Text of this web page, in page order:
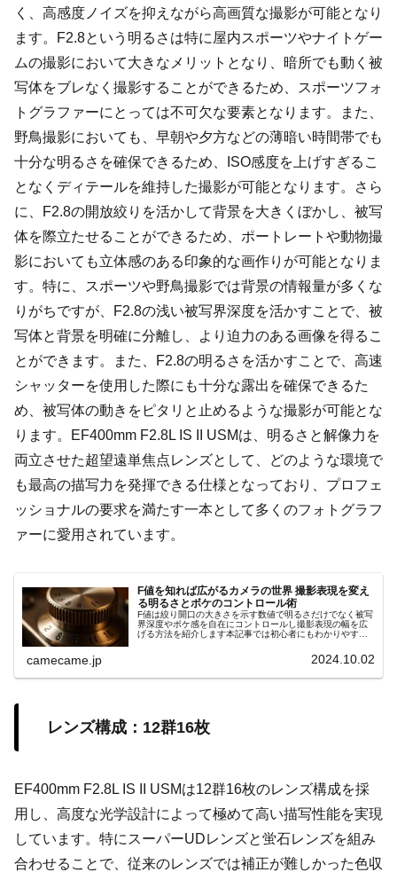
く、高感度ノイズを抑えながら高画質な撮影が可能となり
ます。F2.8という明るさは特に屋内スポーツやナイトゲー
ムの撮影において大きなメリットとなり、暗所でも動く被
写体をブレなく撮影することができるため、スポーツフォ
トグラファーにとっては不可欠な要素となります。また、
野鳥撮影においても、早朝や夕方などの薄暗い時間帯でも
十分な明るさを確保できるため、ISO感度を上げすぎるこ
となくディテールを維持した撮影が可能となります。さら
に、F2.8の開放絞りを活かして背景を大きくぼかし、被写
体を際立たせることができるため、ポートレートや動物撮
影においても立体感のある印象的な画作りが可能となりま
す。特に、スポーツや野鳥撮影では背景の情報量が多くな
りがちですが、F2.8の浅い被写界深度を活かすことで、被
写体と背景を明確に分離し、より迫力のある画像を得るこ
とができます。また、F2.8の明るさを活かすことで、高速
シャッターを使用した際にも十分な露出を確保できるた
め、被写体の動きをピタリと止めるような撮影が可能とな
ります。EF400mm F2.8L IS II USMは、明るさと解像力を
両立させた超望遠単焦点レンズとして、どのような環境で
も最高の描写力を発揮できる仕様となっており、プロフェ
ッショナルの要求を満たす一本として多くのフォトグラフ
ァーに愛用されています。
F値を知れば広がるカメラの世界 撮影表現を変え
る明るさとボケのコントロール術
F値は絞り開口の大きさを示す数値で明るさだけでなく被写
界深度やボケ感を自在にコントロールし撮影表現の幅を広
げる方法を紹介します本記事では初心者にもわかりやすい
camecame.jp 2024.10.02
レンズ構成：12群16枚
EF400mm F2.8L IS II USMは12群16枚のレンズ構成を採
用し、高度な光学設計によって極めて高い描写性能を実現
しています。特にスーパーUDレンズと蛍石レンズを組み
合わせることで、従来のレンズでは補正が難しかった色収